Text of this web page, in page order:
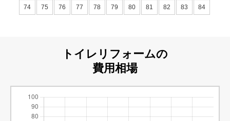
74 75 76 77 78 79 80 81 82 83 84
トイレリフォームの
費用相場